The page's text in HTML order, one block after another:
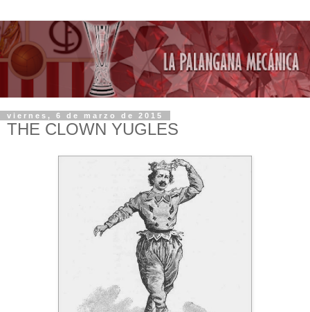
viernes, 6 de marzo de 2015
THE CLOWN YUGLES